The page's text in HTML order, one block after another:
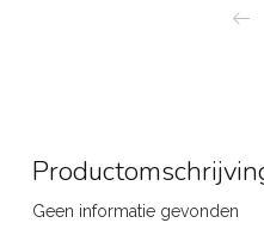
Geen informatie gevonden